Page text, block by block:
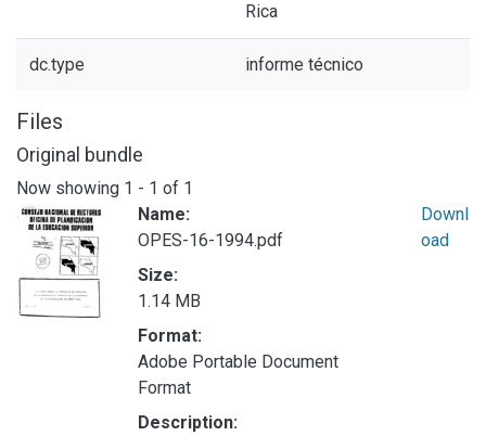
Rica
dc.type informe técnico
Files
Original bundle
Now showing 1 - 1 of 1
Name:
OPES-16-1994.pdf
Size:
1.14 MB
Format:
Adobe Portable Document
Format
Description:
Downl
oad